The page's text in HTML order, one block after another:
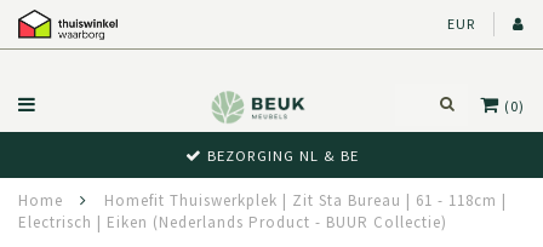
EUR
(0)
BEZORGING NL & BE
Home
Homefit Thuiswerkplek | Zit Sta Bureau | 61 - 118cm |
Electrisch | Eiken (Nederlands Product - BUUR Collectie)